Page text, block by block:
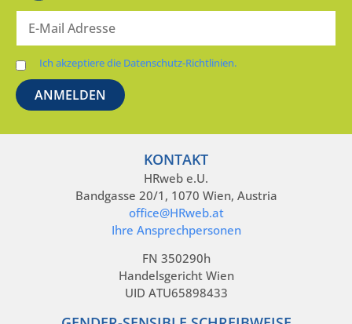
Ich akzeptiere die Datenschutz-Richtlinien.
KONTAKT
HRweb e.U.
Bandgasse 20/1, 1070 Wien, Austria
office@HRweb.at
Ihre Ansprechpersonen
FN 350290h
Handelsgericht Wien
UID ATU65898433